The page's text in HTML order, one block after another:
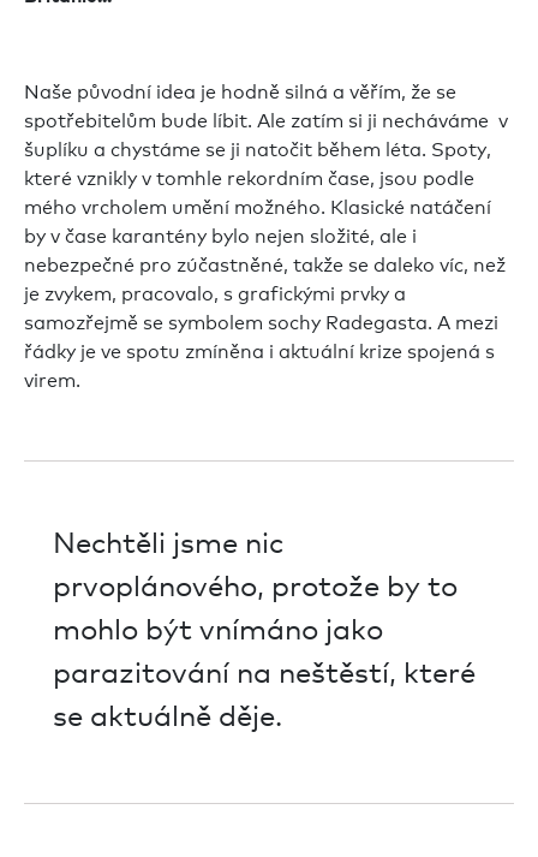
Naše původní idea je hodně silná a věřím, že se
spotřebitelům bude líbit. Ale zatím si ji necháváme v
šuplíku a chystáme se ji natočit během léta. Spoty,
které vznikly v tomhle rekordním čase, jsou podle
mého vrcholem umění možného. Klasické natáčení
by v čase karantény bylo nejen složité, ale i
nebezpečné pro zúčastněné, takže se daleko víc, než
je zvykem, pracovalo, s grafickými prvky a
samozřejmě se symbolem sochy Radegasta. A mezi
řádky je ve spotu zmíněna i aktuální krize spojená s
virem.
Nechtěli jsme nic
prvoplánového, protože by to
mohlo být vnímáno jako
parazitování na neštěstí, které
se aktuálně děje.